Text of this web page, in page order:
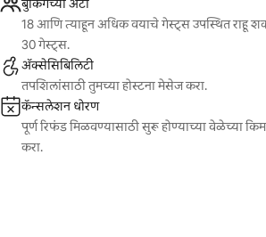
बुकिंगच्या अटी
18 आणि त्याहून अधिक वयाचे गेस्ट्स उपस्थित राहू
30 गेस्ट्स.
ॲक्सेसिबिलिटी
तपशिलांसाठी तुमच्या होस्टना मेसेज करा.
कॅन्सलेशन धोरण
पूर्ण रिफंड मिळवण्यासाठी सुरू होण्याच्या वेळेच्या
करा.